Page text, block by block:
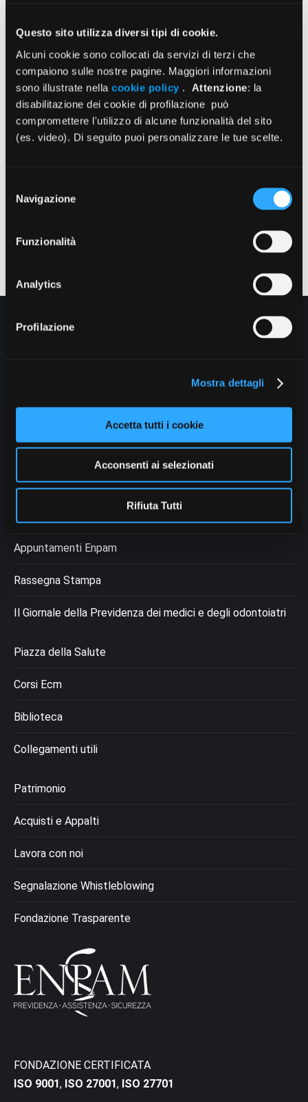
Questo sito utilizza diversi tipi di cookie.
Alcuni cookie sono collocati da servizi di terzi che
compaiono sulle nostre pagine. Maggiori informazioni
sono illustrate nella cookie policy . Attenzione: la
disabilitazione dei cookie di profilazione può
compromettere l'utilizzo di alcune funzionalità del sito
(es. video). Di seguito puoi personalizzare le tue scelte.
delNavigazione
Funzionalità
Analytics
Profilazione
Mostra dettagli
Accetta tutti i cookie
Acconsenti ai selezionati
Rifiuta Tutti
Tra un episodio e l’altro corre la storia del Reparto, oggi
chiuso, dalla sua apertura nel ’58, quando l’Ortopedia era
scienza in teoria ma avventura all’atto pratico, dalla cura in
gesso delle fratture alle innovazioni tecnologiche odierne.
Non mancano pagine divertenti e ironiche in questo
affettuoso tributo all’Ortopedia di Mirano.
Data pubblicazione: 24/10/2018
Moduli
Contatti
Appuntamenti Enpam
Rassegna Stampa
Il Giornale della Previdenza dei medici e degli odontoiatri
Piazza della Salute
Corsi Ecm
Biblioteca
Collegamenti utili
Patrimonio
Acquisti e Appalti
Lavora con noi
Segnalazione Whistleblowing
Fondazione Trasparente
FONDAZIONE CERTIFICATA
ISO 9001, ISO 27001, ISO 27701